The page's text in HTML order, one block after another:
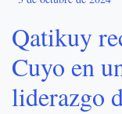
Qatikuy
Cuyo en
liderazgo